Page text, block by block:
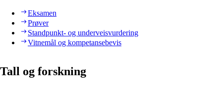
Eksamen
Prøver
Standpunkt- og underveisvurdering
Vitnemål og kompetansebevis
Tall og forskning